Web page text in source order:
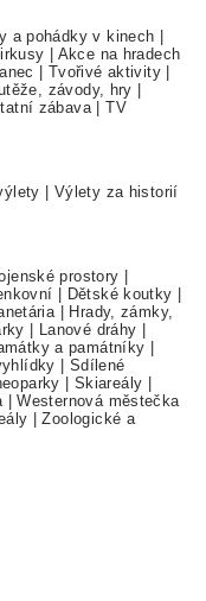
a pohádky v kinech
Akce na hradech
Tvořivé aktivity
závody, hry
zábava |TV
Výlety za historií
prostory
Dětské koutky
Hrady, zámky,
Lanové dráhy
a památníky
Sdílené
Skiareály
|Westernová městečka
|Zoologické a